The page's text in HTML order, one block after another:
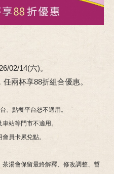
02/14(六)。
兩杯享88折組合優惠。
、點餐平台恕不適用。
站等門市不適用。
員卡累兌點。
湯會保留最終解釋、修改調整、暫